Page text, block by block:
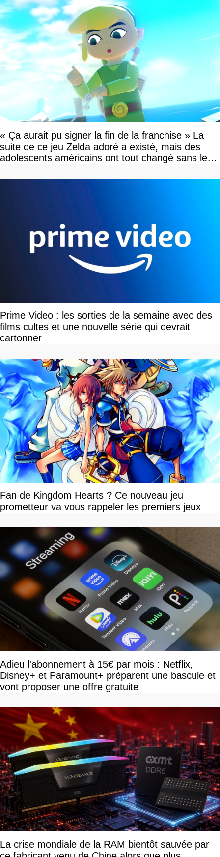
« Ça aurait pu signer la fin de la franchise » La
suite de ce jeu Zelda adoré a existé, mais des
adolescents américains ont tout changé sans le
Prime Video : les sorties de la semaine avec des
films cultes et une nouvelle série qui devrait
cartonner
Fan de Kingdom Hearts ? Ce nouveau jeu
prometteur va vous rappeler les premiers jeux
Adieu l'abonnement à 15€ par mois : Netflix,
Disney+ et Paramount+ préparent une bascule et
vont proposer une offre gratuite
La crise mondiale de la RAM bientôt sauvée par